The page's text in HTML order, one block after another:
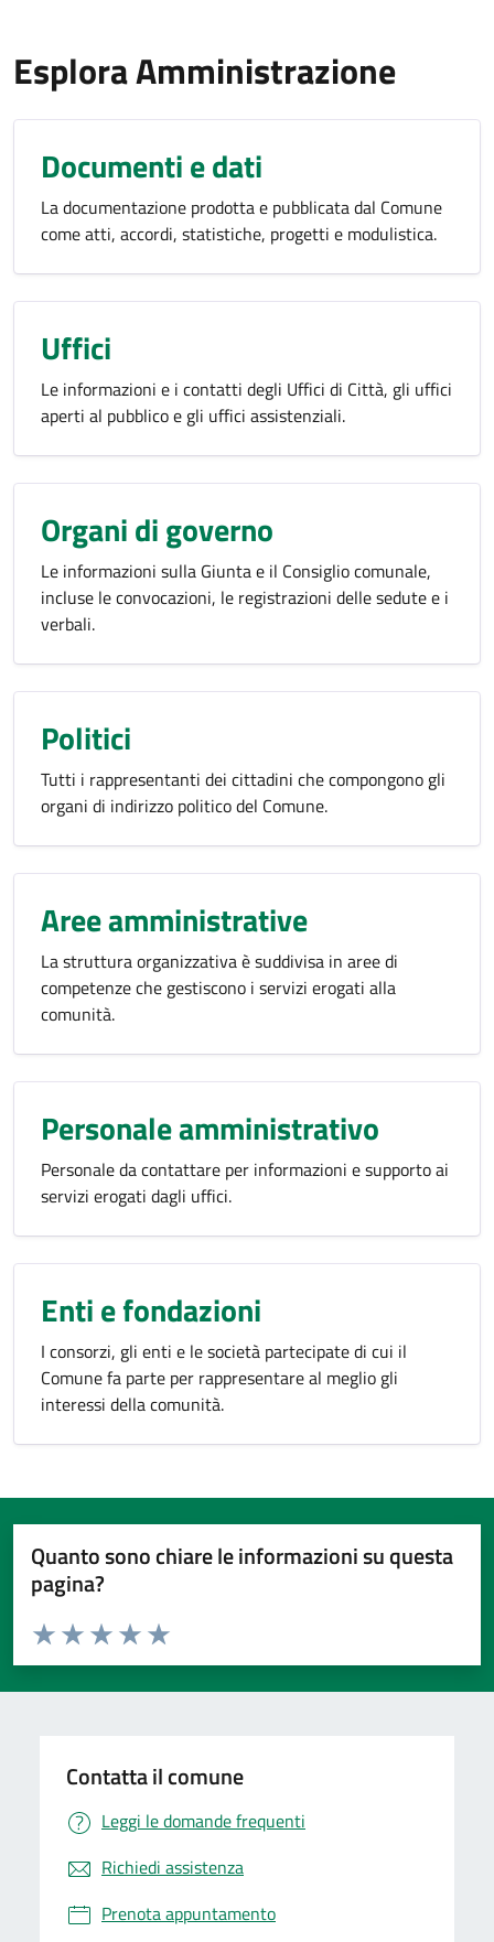
Esplora Amministrazione
Documenti e dati
La documentazione prodotta e pubblicata dal Comune
come atti, accordi, statistiche, progetti e modulistica.
Uffici
Le informazioni e i contatti degli Uffici di Città, gli uffici
aperti al pubblico e gli uffici assistenziali.
Organi di governo
Le informazioni sulla Giunta e il Consiglio comunale,
incluse le convocazioni, le registrazioni delle sedute e i
verbali.
Politici
Tutti i rappresentanti dei cittadini che compongono gli
organi di indirizzo politico del Comune.
Aree amministrative
La struttura organizzativa è suddivisa in aree di
competenze che gestiscono i servizi erogati alla
comunità.
Personale amministrativo
Personale da contattare per informazioni e supporto ai
servizi erogati dagli uffici.
Enti e fondazioni
I consorzi, gli enti e le società partecipate di cui il
Comune fa parte per rappresentare al meglio gli
interessi della comunità.
Quanto sono chiare le informazioni su questa
pagina?
Valuta da 1 a 5 stelle la pagina
Valuta 5 stelle su 5
Valuta 4 stelle su 5
Valuta 3 stelle su 5
Valuta 2 stelle su 5
Valuta 1 stelle su 5
Contatta il comune
Leggi le domande frequenti
Richiedi assistenza
Prenota appuntamento